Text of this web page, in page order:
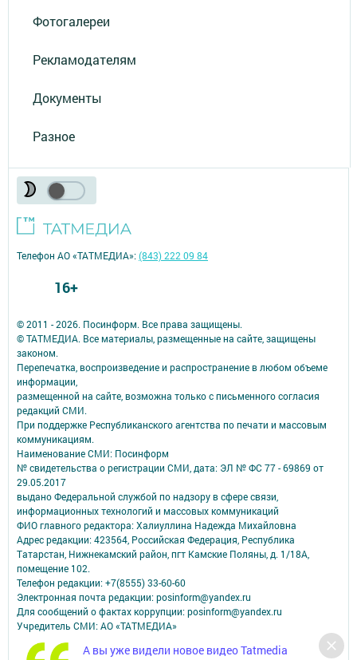
Фотогалереи
Рекламодателям
Документы
Разное
А вы уже видели новое видео Tatmedia
© 2011 - 2026. Посинформ. Все права защищены.
© ТАТМЕДИА. Все материалы, размещенные на сайте, защищены
законом.
Перепечатка, воспроизведение и распространение в любом объеме
информации,
размещенной на сайте, возможна только с письменного согласия
редакций СМИ.
При поддержке Республиканского агентства по печати и массовым
коммуникациям.
Наименование СМИ: Посинформ
№ свидетельства о регистрации СМИ, дата: ЭЛ № ФС 77 - 69869 от
29.05.2017
выдано Федеральной службой по надзору в сфере связи,
информационных технологий и массовых коммуникаций
ФИО главного редактора: Халиуллина Надежда Михайловна
Адрес редакции: 423564, Российская Федерация, Республика
Татарстан, Нижнекамский район, пгт Камские Поляны, д. 1/18А,
помещение 102.
Телефон редакции: +7(8555) 33-60-60
Электронная почта редакции: posinform@yandex.ru
Для сообщений о фактах коррупции: posinform@yandex.ru
Учредитель СМИ: АО «ТАТМЕДИА»
Антикоррупционная политика
Телефон АО «ТАТМЕДИА»:(843) 222 09 84
16+